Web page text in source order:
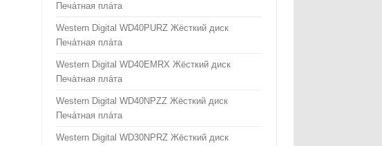
Печа́тная пла́та
Western Digital WD40PURZ Жёсткий диск
Печа́тная пла́та
Western Digital WD40EMRX Жёсткий диск
Печа́тная пла́та
Western Digital WD40NPZZ Жёсткий диск
Печа́тная пла́та
Western Digital WD30NPRZ Жёсткий диск